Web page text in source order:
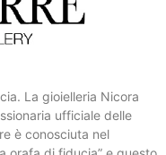
La gioielleria Nicora
ufficiale delle
è conosciuta nel